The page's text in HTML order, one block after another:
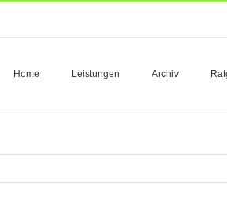
Home Leistungen Archiv